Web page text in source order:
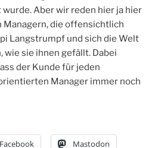
Aber wir reden hier ja hier
die offensichtlich
Langstrumpf und sich die Welt
sie ihnen gefällt. Dabei
der Kunde für jeden
Manager immer noch
Facebook Mastodon